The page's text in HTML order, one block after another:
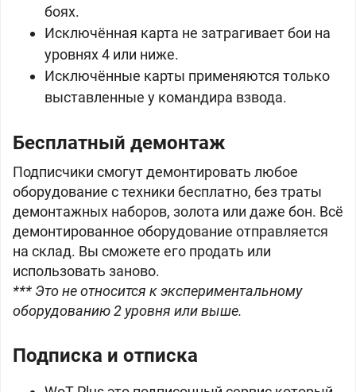
боях.
Исключённая карта не затрагивает бои на
уровнях 4 или ниже.
Исключённые карты применяются только
выставленные у командира взвода.
Бесплатный демонтаж
Подписчики смогут демонтировать любое
оборудование с техники бесплатно, без траты
демонтажных наборов, золота или даже бон. Всё
демонтированное оборудование отправляется
на склад. Вы сможете его продать или
использовать заново.
*** Это не относится к экспериментальному
оборудованию 2 уровня или выше.
Подписка и отписка